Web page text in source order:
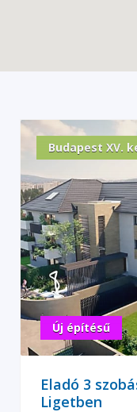
Budapest XV.
Új építésű
Eladó 3
Ligetben